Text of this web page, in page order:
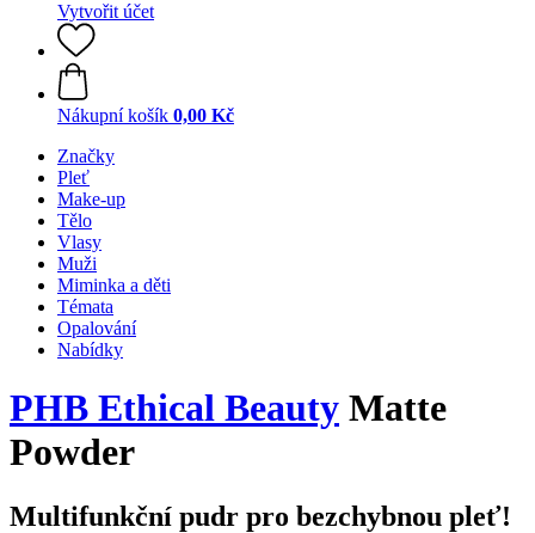
Vytvořit účet
Nákupní košík 0,00 Kč
Značky
Pleť
Make-up
Tělo
Vlasy
Muži
Miminka a děti
Témata
Opalování
Nabídky
PHB Ethical Beauty Matte
Powder
Multifunkční pudr pro bezchybnou pleť!